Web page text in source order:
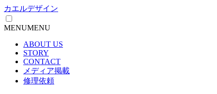
カエルデザイン
MENUMENU
ABOUT US
STORY
CONTACT
メディア掲載
修理依頼